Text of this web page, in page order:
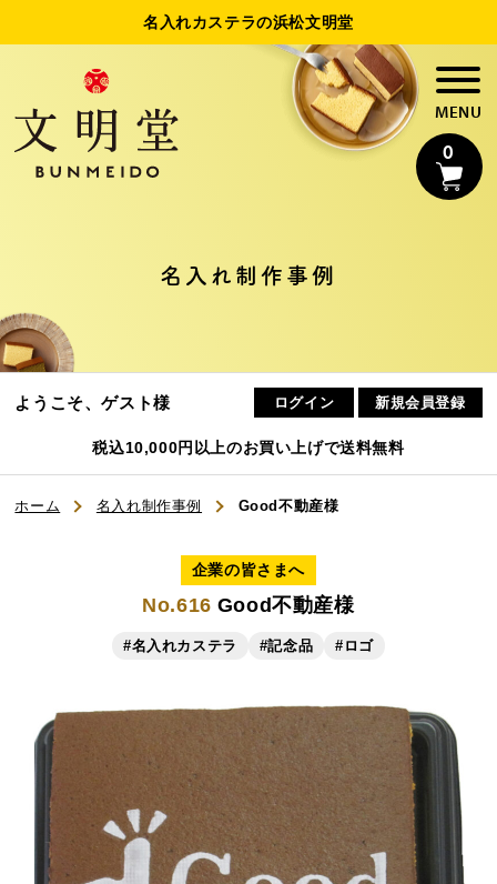
名入れカステラの浜松文明堂
0
制作事例
浜松文明堂について
初めてのお客様へ
よくある質問
商品一覧
名入れカステラ（オリジナル）
名入れ制作事例
税込10,000円以上のお買い上げで送料無料
ようこそ、ゲスト様 ログイン 新規会員登録
ホーム 名入れ制作事例 Good不動産様
企業の皆さまへ
No.616 Good不動産様
#名入れカステラ #記念品 #ロゴ